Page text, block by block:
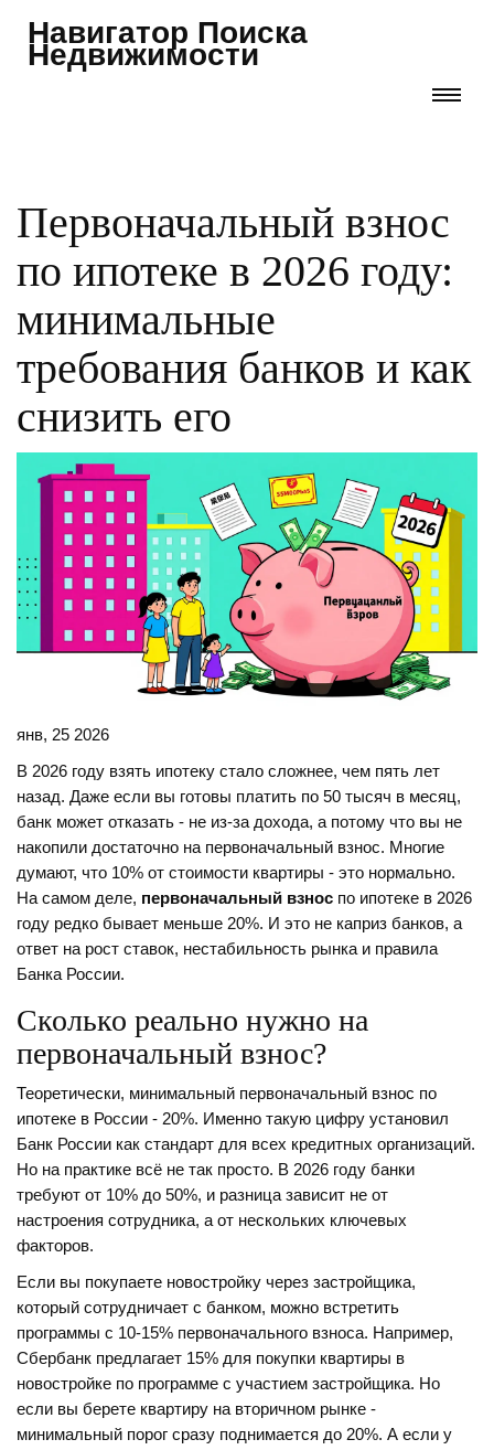
Навигатор Поиска
Недвижимости
Первоначальный взнос
по ипотеке в 2026 году:
минимальные
требования банков и как
снизить его
янв, 25 2026
В 2026 году взять ипотеку стало сложнее, чем пять лет
назад. Даже если вы готовы платить по 50 тысяч в месяц,
банк может отказать - не из-за дохода, а потому что вы не
накопили достаточно на первоначальный взнос. Многие
думают, что 10% от стоимости квартиры - это нормально.
На самом деле, первоначальный взнос по ипотеке в 2026
году редко бывает меньше 20%. И это не каприз банков, а
ответ на рост ставок, нестабильность рынка и правила
Банка России.
Сколько реально нужно на
первоначальный взнос?
Теоретически, минимальный первоначальный взнос по
ипотеке в России - 20%. Именно такую цифру установил
Банк России как стандарт для всех кредитных организаций.
Но на практике всё не так просто. В 2026 году банки
требуют от 10% до 50%, и разница зависит не от
настроения сотрудника, а от нескольких ключевых
факторов.
Если вы покупаете новостройку через застройщика,
который сотрудничает с банком, можно встретить
программы с 10-15% первоначального взноса. Например,
Сбербанк предлагает 15% для покупки квартиры в
новостройке по программе с участием застройщика. Но
если вы берете квартиру на вторичном рынке -
минимальный порог сразу поднимается до 20%. А если у